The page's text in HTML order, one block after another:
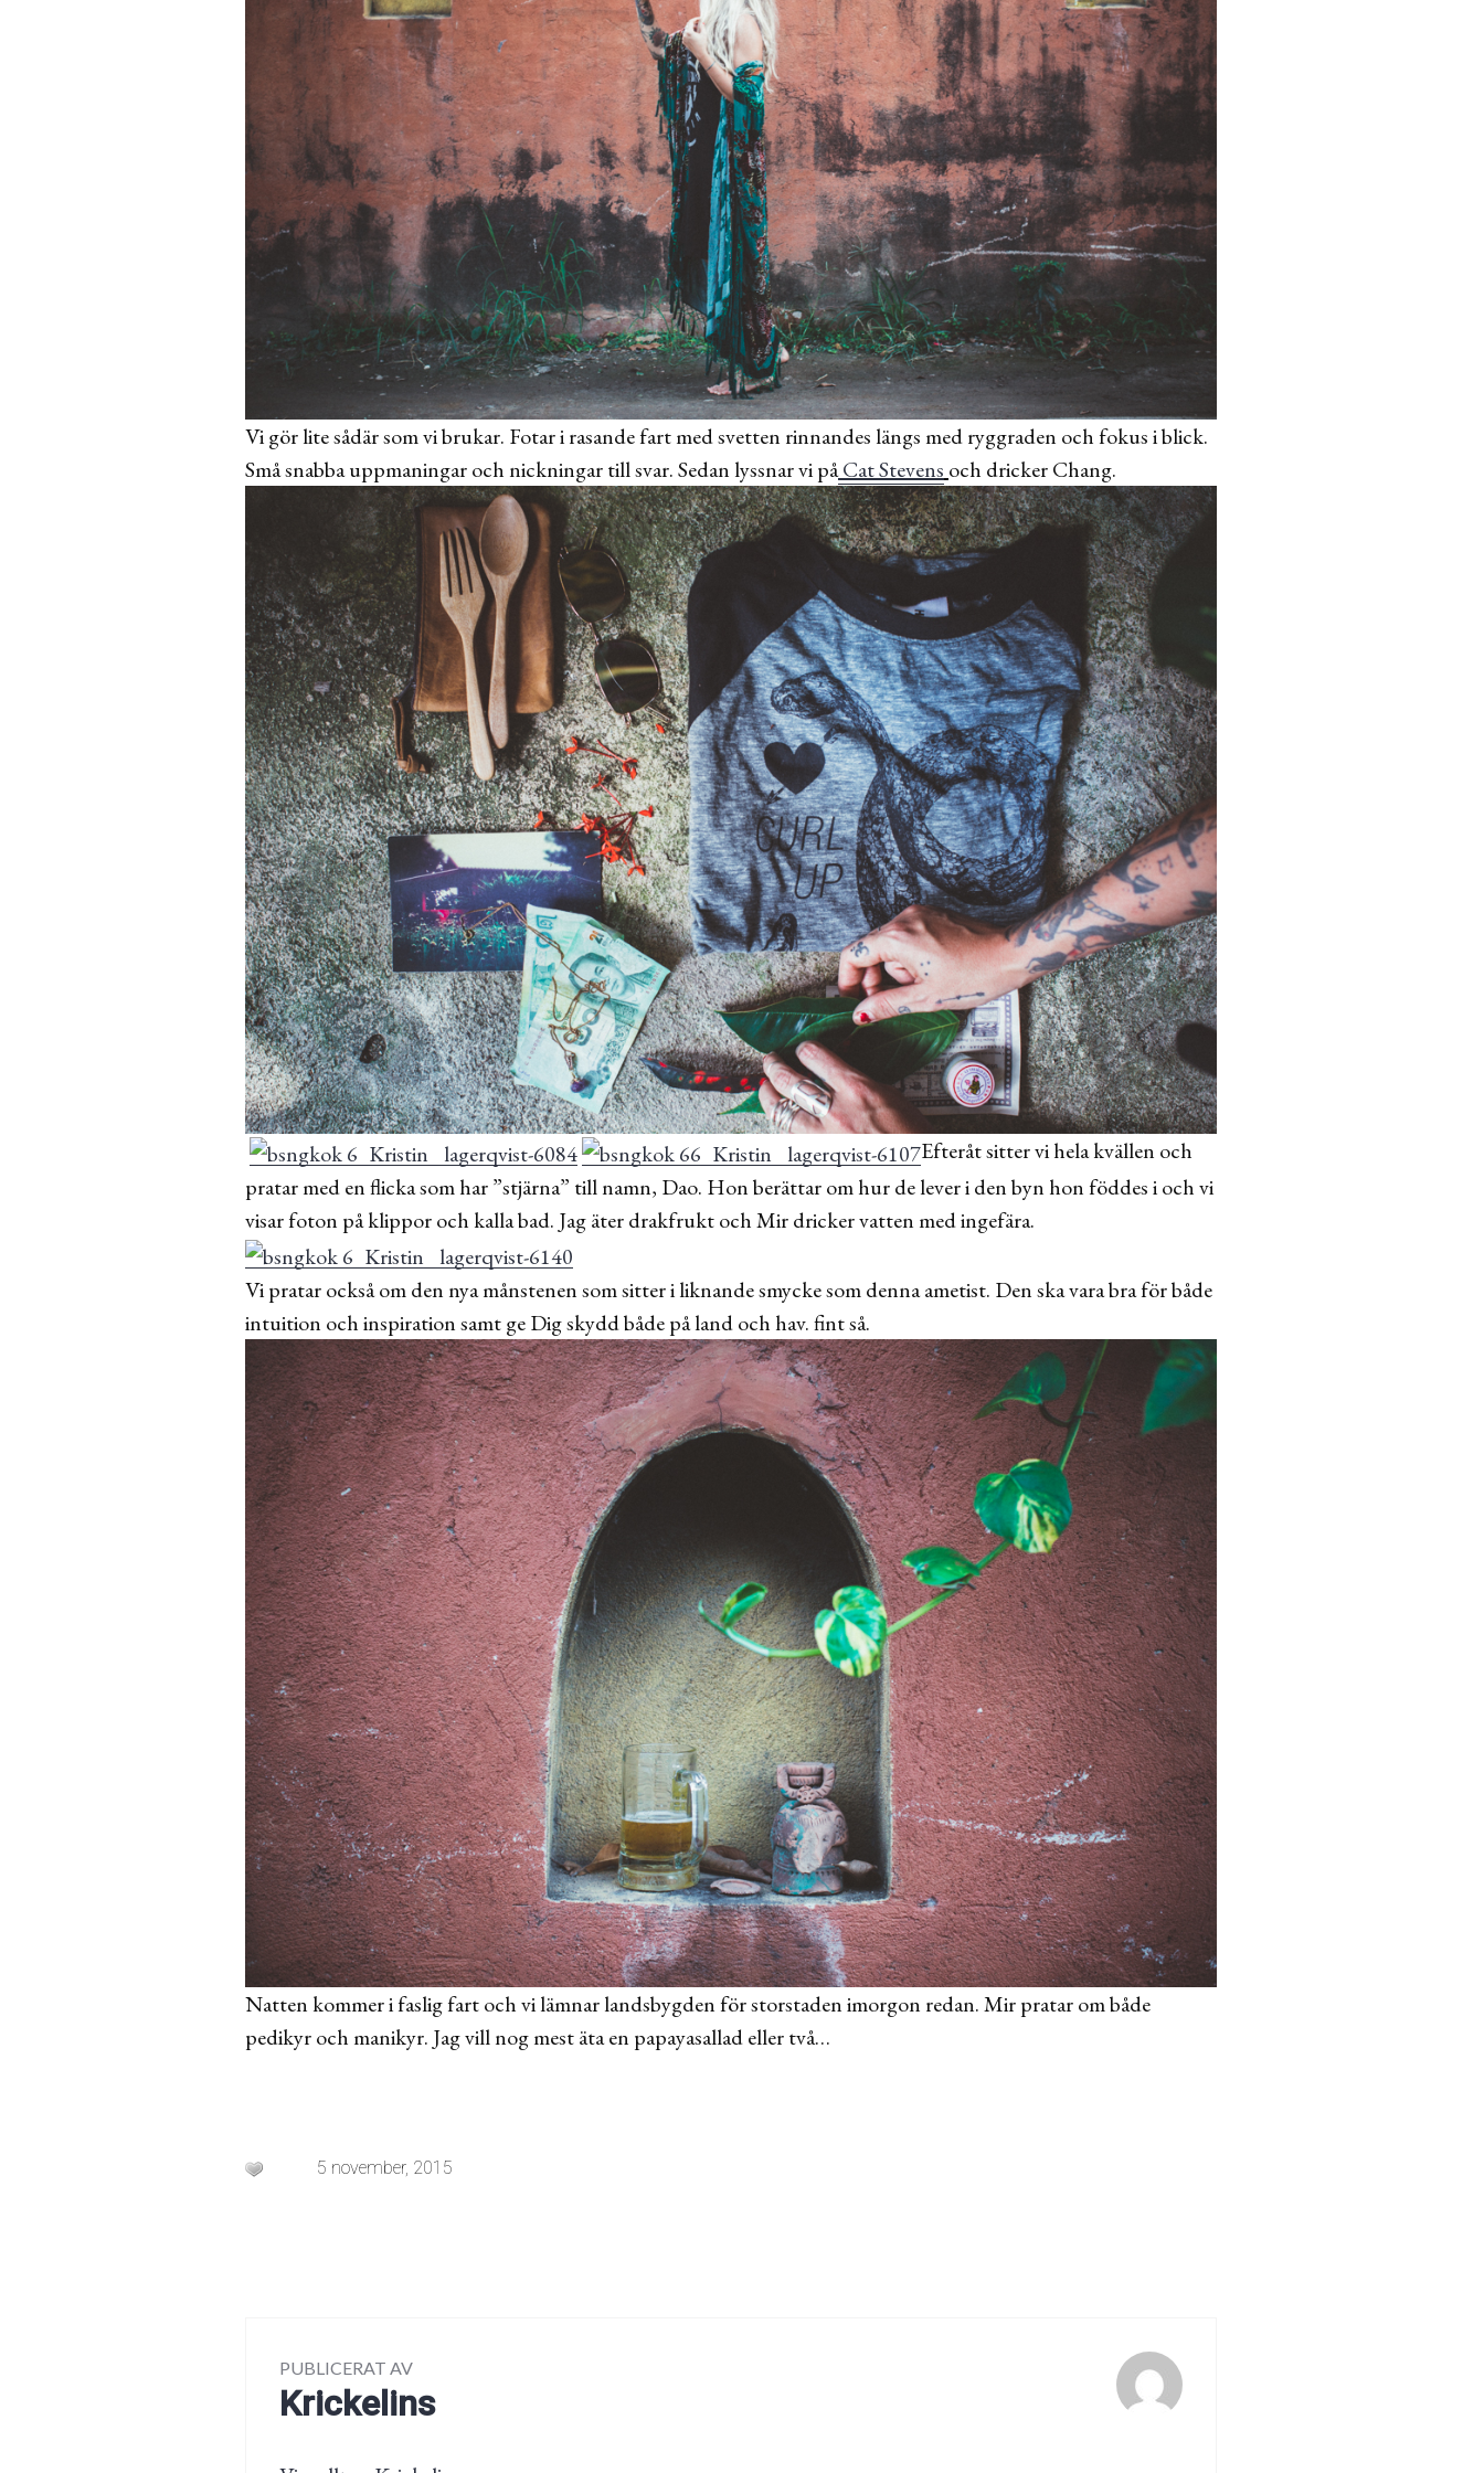
Vi gör lite sådär som vi brukar. Fotar i rasande fart med svetten rinnandes längs med ryggraden och fokus i blick.
Små snabba uppmaningar och nickningar till svar. Sedan lyssnar vi påCat Stevens och dricker Chang.
Efteråt sitter vi hela kvällen och
pratar med en flicka som har ”stjärna” till namn, Dao. Hon berättar om hur de lever i den byn hon föddes i och vi
visar foton på klippor och kalla bad. Jag äter drakfrukt och Mir dricker vatten med ingefära.
Vi pratar också om den nya månstenen som sitter i liknande smycke som denna ametist. Den ska vara bra för både
intuition och inspiration samt ge Dig skydd både på land och hav. fint så.
Natten kommer i faslig fart och vi lämnar landsbygden för storstaden imorgon redan. Mir pratar om både
pedikyr och manikyr. Jag vill nog mest äta en papayasallad eller två…
5 november, 2015
PUBLICERAT AV
Krickelins